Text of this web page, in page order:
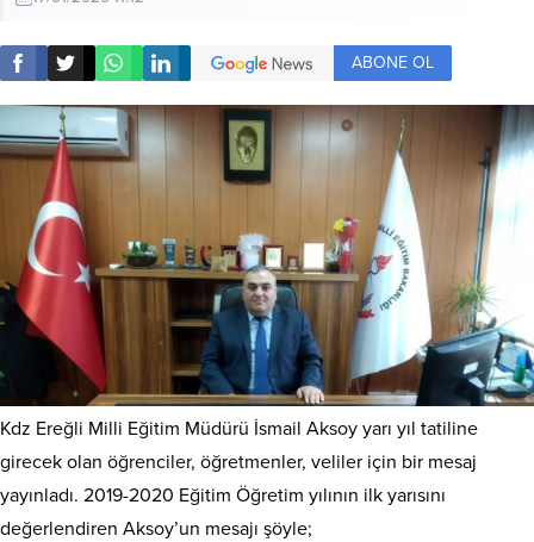
ABONE OL
Kdz Ereğli Milli Eğitim Müdürü İsmail Aksoy yarı yıl tatiline
girecek olan öğrenciler, öğretmenler, veliler için bir mesaj
yayınladı. 2019-2020 Eğitim Öğretim yılının ilk yarısını
değerlendiren Aksoy’un mesajı şöyle;